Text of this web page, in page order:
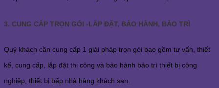
3. CUNG CẤP TRỌN GÓI -LẮP ĐẶT, BẢO HÀNH, BẢO TRÌ
Quý khách cần cung cấp 1 giải pháp trọn gói bao gồm tư vấn, thiết
kế, cung cấp, lắp đặt thi công và bảo hành bảo trì thiết bị công
nghiệp, thiết bị bếp nhà hàng khách sạn.